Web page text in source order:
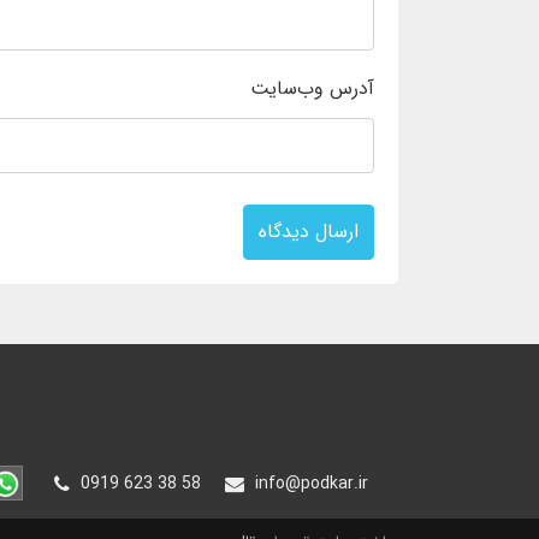
آدرس وب‌سایت
ارسال دیدگاه
0919 623 38 58 info@podkar.ir